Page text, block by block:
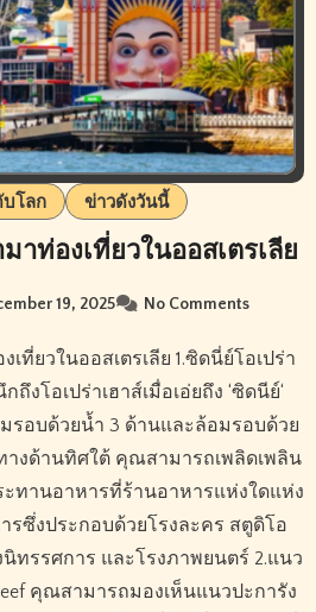
โลก ข่าวดังวันนี้
ท่องเที่ยวในออสเตรเลีย
19, 2025 No Comments
งโอเปร่าเฮาส์เมื่อเอ่ยถึง ‘ซิดนีย์‘
รอบด้วยน้ำ 3 ด้านและล้อมรอบด้วย
ทางด้านทิศใต้ คุณสามารถเพลิดเพลิน
ทานอาหารที่ร้านอาหารแห่งใดแห่ง
รซึ่งประกอบด้วยโรงละคร สตูดิโอ
ทรรศการ และโรงภาพยนตร์ 2.แนว
คุณสามารถมองเห็นแนวปะการัง